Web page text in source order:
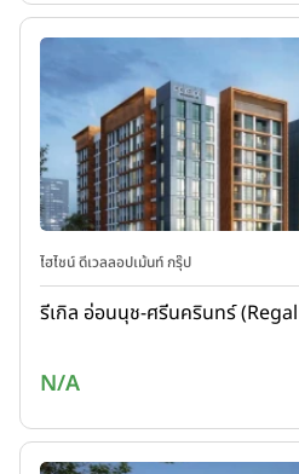
ไฮไชน์ ดีเวลลอปเม้นท์ กรุ๊ป
รีเกิล อ่อนนุช-ศรีนครินทร์
N/A